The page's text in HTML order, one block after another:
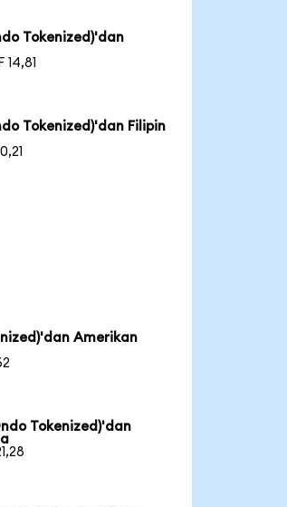
Tokenized)'dan
14,81
Tokenized)'dan Filipin
Amerikan
Tokenized)'dan